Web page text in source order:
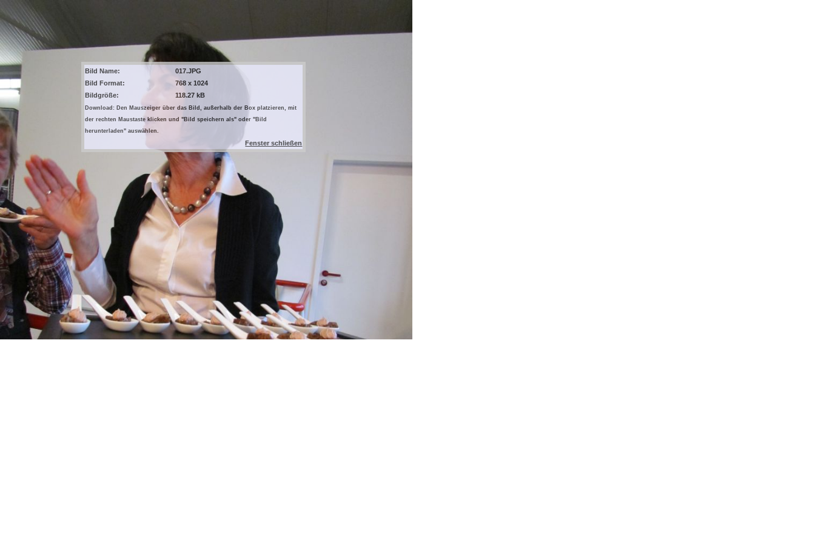
Bild Name:
017.JPG
Bild Format:
768 x 1024
Bildgröße:
118.27 kB
Download: Den Mauszeiger über das Bild, außerhalb der Box platzieren, mit
der rechten Maustaste klicken und "Bild speichern als" oder "Bild
herunterladen" auswählen.
Fenster schließen